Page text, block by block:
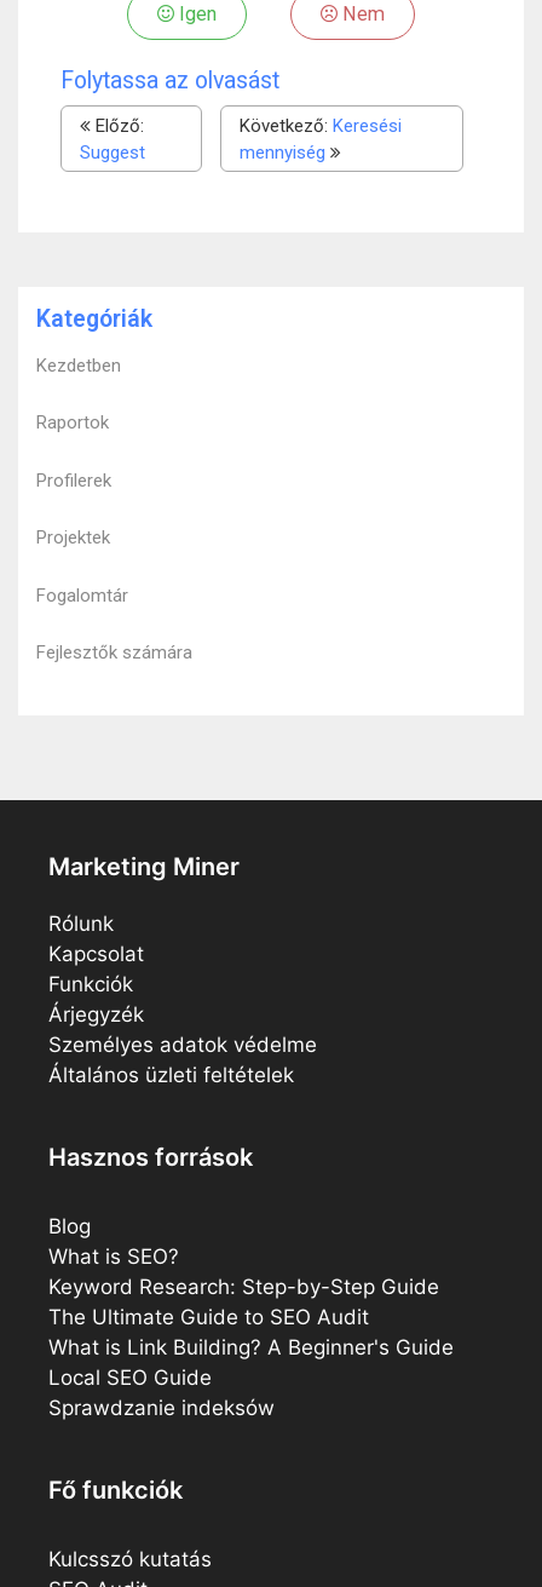
Igen Nem
Folytassa az olvasást
Előző:
Suggest
Következő: Keresési
mennyiség
Kategóriák
Kezdetben
Raportok
Profilerek
Projektek
Fogalomtár
Fejlesztők számára
Marketing Miner
Rólunk
Kapcsolat
Funkciók
Árjegyzék
Személyes adatok védelme
Általános üzleti feltételek
Hasznos források
Blog
What is SEO?
Keyword Research: Step-by-Step Guide
The Ultimate Guide to SEO Audit
What is Link Building? A Beginner's Guide
Local SEO Guide
Sprawdzanie indeksów
Fő funkciók
Kulcsszó kutatás